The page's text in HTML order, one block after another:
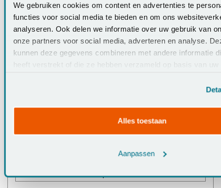
We gebruiken cookies om content en advertenties te
functies voor social media te bieden en om ons
analyseren. Ook delen we informatie over uw gebruik van
onze partners voor social media, adverteren en analyse.
kunnen deze gegevens combineren met andere informatie
heeft verstrekt of die ze hebben verzameld op basis van
Alles toestaan
Aanpassen
E-mail:*